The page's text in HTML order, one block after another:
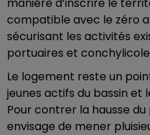
manière d’inscrire le
compatible avec le zéro
sécurisant les activités
portuaires et
Le logement reste un
jeunes actifs du bassin et
Pour contrer la hausse
envisage de mener